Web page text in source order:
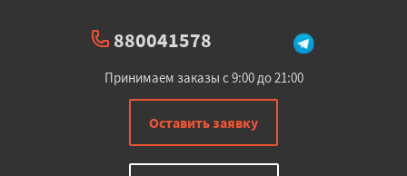
880041578
Принимаем заказы с 9:00 до 21:00
Оставить заявку